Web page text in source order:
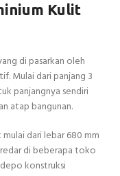
Kulit
di pasarkan oleh
Mulai dari panjang 3
panjangnya sendiri
atap bangunan.
dari lebar 680 mm
di beberapa toko
konstruksi